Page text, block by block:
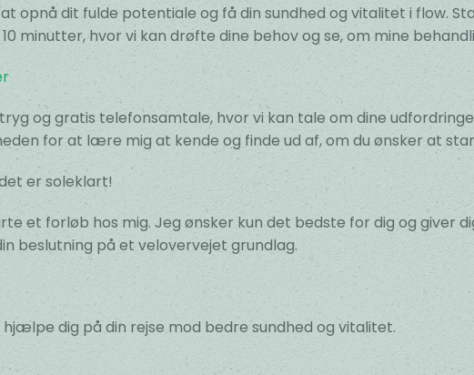
opnå dit fulde potentiale og få din sundhed og vitalitet i flow.
minutter, hvor vi kan drøfte dine behov og se, om mine
og gratis telefonsamtale, hvor vi kan tale om dine
for at lære mig at kende og finde ud af, om du ønsker at
er soleklart!
et forløb hos mig. Jeg ønsker kun det bedste for dig og giver
beslutning på et velovervejet grundlag.
dig på din rejse mod bedre sundhed og vitalitet.